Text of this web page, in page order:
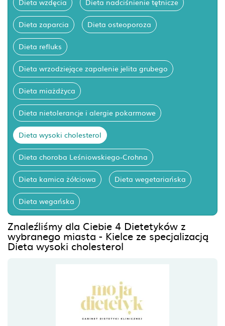
Dieta wzdęcia Dieta nadciśnienie tętnicze
Dieta zaparcia Dieta osteoporoza
Dieta refluks
Dieta wrzodziejące zapalenie jelita grubego
Dieta miażdżyca
Dieta nietolerancje i alergie pokarmowe
Dieta wysoki cholesterol
Dieta choroba Leśniowskiego-Crohna
Dieta kamica żółciowa Dieta wegetariańska
Dieta wegańska
Znaleźliśmy dla Ciebie 4 Dietetyków z
wybranego miasta - Kielce ze specjalizacją
Dieta wysoki cholesterol